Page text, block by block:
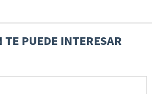
TE PUEDE INTERESAR